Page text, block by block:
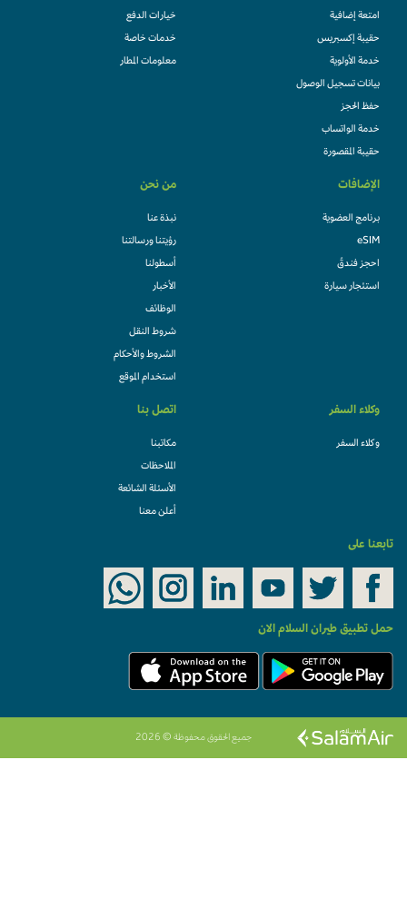
امتعة إضافية
حقيبة إكسبريس
خدمة الأولوية
بيانات تسجيل الوصول
حفظ الحجز
خدمة الواتساب
حقيبة المقصورة
خيارات الدفع
خدمات خاصة
معلومات المطار
الإضافات
برنامج العضوية
eSIM
احجز فندقً
استئجار سيارة
من نحن
نبذة عنا
رؤيتنا ورسالتنا
أسطولنا
الأخبار
الوظائف
شروط النقل
الشروط والأحكام
استخدام الموقع
وكلاء السفر
وكلاء السفر
اتصل بنا
مكاتبنا
الملاحظات
الأسئلة الشائعة
أعلن معنا
تابعنا على
حمل تطبيق طيران السلام الان
جميع الحقوق محفوظة © 2026